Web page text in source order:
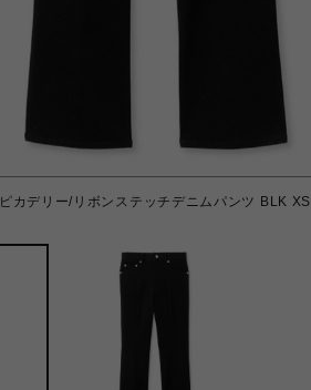
ピカデリー/リボンステッチデニムパンツ BLK XS